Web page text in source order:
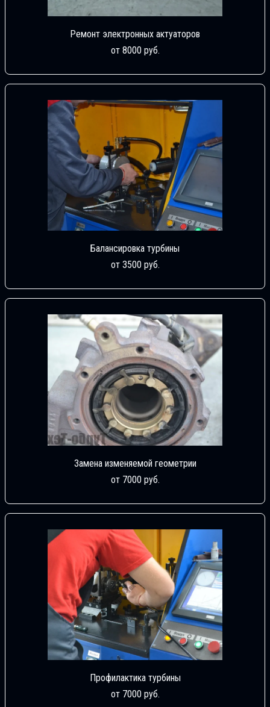
Ремонт электронных актуаторов
от 8000 руб.
Балансировка турбины
от 3500 руб.
Замена изменяемой геометрии
от 7000 руб.
Профилактика турбины
от 7000 руб.